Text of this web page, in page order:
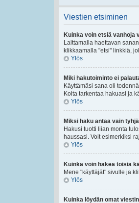
Viestien etsiminen
Kuinka voin etsiä vanhoja
Laittamalla haettavan
klikkaamalla "etsi" linkkiä,
Ylös
Miki hakutoiminto ei
Käyttämäsi sana oli
Koita tarkentaa hakuasi ja
Ylös
Miksi haku antaa vain
Hakusi tuotti liian monta
haussasi. Voit esimerkiksi
Ylös
Kuinka voin hakea toisia
Mene "käyttäjät" sivulle ja
Ylös
Kuinka löydän omat